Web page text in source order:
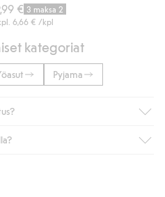
€ 3 maksa 2
6,66 € /kpl
kategoriat
Pyjama
aina ilmaisen toimituksen
automaattisesti, kun
maksuvaihtoehtoja.